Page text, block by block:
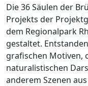
Die 36 Säulen der
Projekts der
dem Regionalpark
gestaltet.
grafischen Motiven,
naturalistischen
anderem Szenen